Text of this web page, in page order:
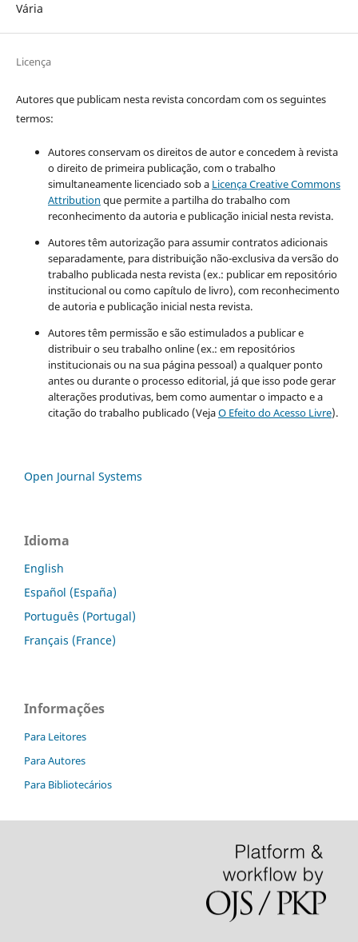
Vária
Licença
Autores que publicam nesta revista concordam com os seguintes
termos:
Autores conservam os direitos de autor e concedem à revista
o direito de primeira publicação, com o trabalho
simultaneamente licenciado sob a Licença Creative Commons
Attribution que permite a partilha do trabalho com
reconhecimento da autoria e publicação inicial nesta revista.
Autores têm autorização para assumir contratos adicionais
separadamente, para distribuição não-exclusiva da versão do
trabalho publicada nesta revista (ex.: publicar em repositório
institucional ou como capítulo de livro), com reconhecimento
de autoria e publicação inicial nesta revista.
Autores têm permissão e são estimulados a publicar e
distribuir o seu trabalho online (ex.: em repositórios
institucionais ou na sua página pessoal) a qualquer ponto
antes ou durante o processo editorial, já que isso pode gerar
alterações produtivas, bem como aumentar o impacto e a
citação do trabalho publicado (VejaO Efeito do Acesso Livre).
Open Journal Systems
Idioma
English
Español (España)
Português (Portugal)
Français (France)
Informações
Para Leitores
Para Autores
Para Bibliotecários